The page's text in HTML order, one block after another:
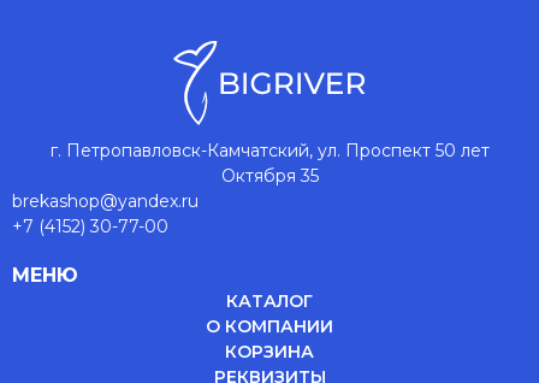
г. Петропавловск-Камчатский, ул. Проспект 50 лет
Октября 35
brekashop@yandex.ru
+7 (4152) 30-77-00
МЕНЮ
КАТАЛОГ
О КОМПАНИИ
КОРЗИНА
РЕКВИЗИТЫ